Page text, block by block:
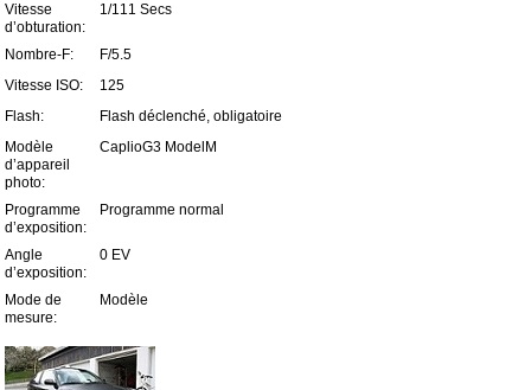
Vitesse
d’obturation:
1/111 Secs
Nombre-F:
F/5.5
Vitesse ISO:
125
Flash:
Flash déclenché, obligatoire
Modèle
d’appareil
photo:
CaplioG3 ModelM
Programme
d’exposition:
Programme normal
Angle
d’exposition:
0 EV
Mode de
mesure:
Modèle